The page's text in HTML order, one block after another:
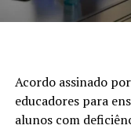
VÍDEO: Ana
Acordo assinado
educadores para
alunos com